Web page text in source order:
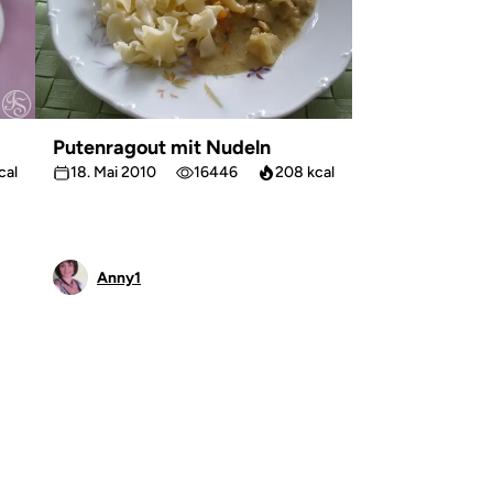
Putenragout mit Nudeln
18. Mai 2010 16446 208 kcal
Anny1